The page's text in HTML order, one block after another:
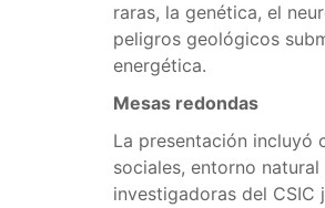
raras, la genética, el
peligros geológicos
energética.
Mesas redondas
La presentación incluyó
sociales, entorno
investigadoras del